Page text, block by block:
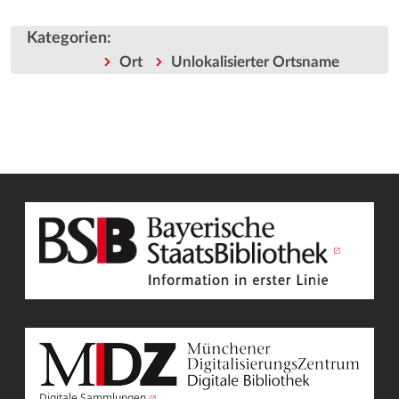
Kategorien:
Ort Unlokalisierter Ortsname